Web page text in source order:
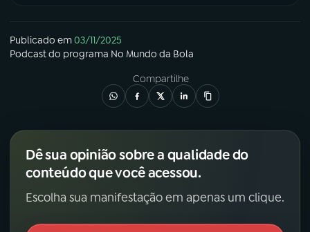
Publicado em03/11/2025
Podcastdo programa No Mundo da Bola
Compartilhe
Dê sua opinião sobre a qualidade do
conteúdo que você acessou.
Escolha sua manifestação em apenas um clique.